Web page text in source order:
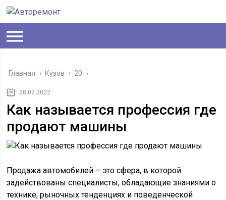
Главная › Кузов › 20 ›
28.07.2022
Как называется профессия где
продают машины
Продажа автомобилей – это сфера, в которой
задействованы специалисты, обладающие знаниями о
технике, рыночных тенденциях и поведенческой